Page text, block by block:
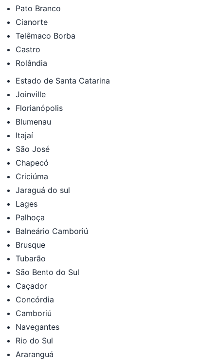
Pato Branco
Cianorte
Telêmaco Borba
Castro
Rolândia
Estado de Santa Catarina
Joinville
Florianópolis
Blumenau
Itajaí
São José
Chapecó
Criciúma
Jaraguá do sul
Lages
Palhoça
Balneário Camboriú
Brusque
Tubarão
São Bento do Sul
Caçador
Concórdia
Camboriú
Navegantes
Rio do Sul
Araranguá